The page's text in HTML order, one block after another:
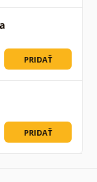
PRIDAŤ
PRIDAŤ